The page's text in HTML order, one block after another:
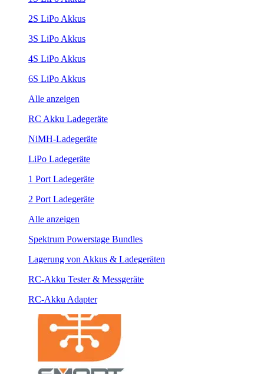
2S LiPo Akkus
3S LiPo Akkus
4S LiPo Akkus
6S LiPo Akkus
Alle anzeigen
RC Akku Ladegeräte
NiMH-Ladegeräte
LiPo Ladegeräte
1 Port Ladegeräte
2 Port Ladegeräte
Alle anzeigen
Spektrum Powerstage Bundles
Lagerung von Akkus & Ladegeräten
RC-Akku Tester & Messgeräte
RC-Akku Adapter